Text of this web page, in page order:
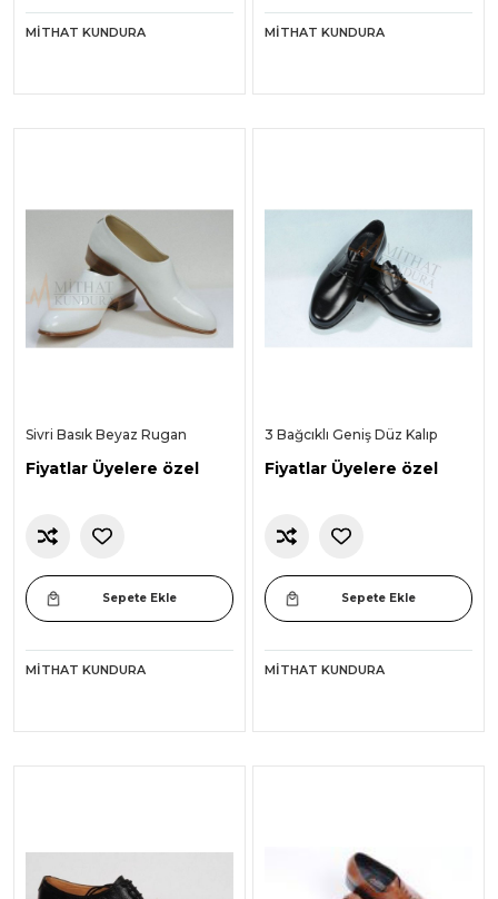
MITHAT KUNDURA MITHAT KUNDURA
Sivri Basık Beyaz Rugan
Fiyatlar Üyelere özel
Sepete Ekle
MITHAT KUNDURA
3 Bağcıklı Geniş Düz Kalıp
Fiyatlar Üyelere özel
Sepete Ekle
MITHAT KUNDURA